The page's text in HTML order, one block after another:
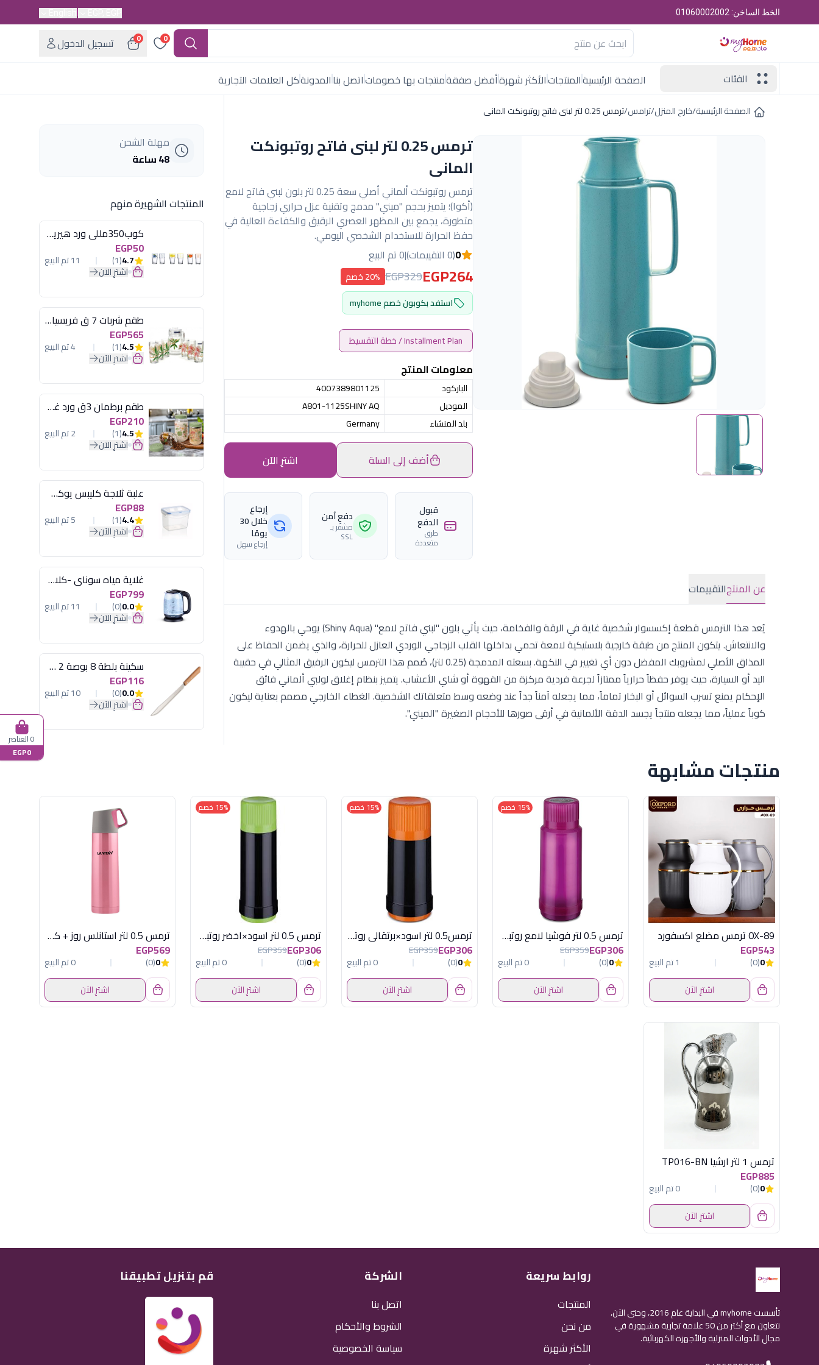
الخط الساخن: 01060002002
0
0
تسجيل الدخول
الفئات
الصفحة الرئيسيةالمنتجاتالأكثر شهرةأفضل صفقةمنتجات بها خصوماتاتصل بناالمدونةكل العلامات التجارية
الصفحة الرئيسية/خارج المنزل/ترامس/ترمس 0.25 لتر لبنى فاتح روتبونكت المانى
ترمس 0.25 لتر لبنى فاتح روتبونكت
المانى
ترمس روتبونكت ألماني أصلي سعة 0.25 لتر بلون لبني فاتح لامع
(أكوا)؛ يتميز بحجم "ميني" مدمج وتقنية عزل حراري زجاجية
متطورة، يجمع بين المظهر العصري الرقيق والكفاءة العالية في
حفظ الحرارة للاستخدام الشخصي اليومي.
0(0 التقييمات) |0 تم البيع
EGP264
EGP329 20% خصم
استفد بكوبون خصم myhome
Installment Plan / خطة التقسيط
معلومات المنتج
الباركود
4007389801125
الموديل
A801-1125SHINY AQ
بلد المنشاء
Germany
أضف إلى السلة اشترِ الآن
قبول
الدفع
طرق
متعددة
دفع آمن
مشفّر بـ
SSL
إرجاع
خلال 30
يومًا
إرجاع سهل
عن المنتجالتقييمات
يُعد هذا الترمس قطعة إكسسوار شخصية غاية في الرقة والفخامة، حيث يأتي بلون "لبني فاتح لامع" (Shiny Aqua) يوحي بالهدوء
والانتعاش. يتكون المنتج من طبقة خارجية بلاستيكية لامعة تحمي بداخلها القلب الزجاجي الوردي العازل للحرارة، والذي يضمن الحفاظ على
المذاق الأصلي لمشروبك المفضل دون أي تغيير في النكهة. بسعته المدمجة (0.25 لتر)، صُمم هذا الترمس ليكون الرفيق المثالي في حقيبة
اليد أو السيارة، حيث يوفر حفظاً حرارياً ممتازاً لجرعة فردية مركزة من القهوة أو شاي الأعشاب. يتميز بنظام إغلاق لولبي ألماني فائق
الإحكام يمنع تسرب السوائل أو البخار تماماً، مما يجعله آمناً جداً عند وضعه وسط متعلقاتك الشخصية. الغطاء الخارجي مصمم بعناية ليكون
كوباً عملياً، مما يجعله منتجاً يجسد الدقة الألمانية في أرقى صورها للأحجام الصغيرة "الميني".
مهلة الشحن
48 ساعة
المنتجات الشهيرة منهم
كوب350مللى ورد هيريفين
EGP50
4.7
(1) 11 تم البيع
اشترِ الآن
طقم شربات 7 ق فريسيا لومينارك
EGP565
4.5
(1) 4 تم البيع
اشترِ الآن
طقم برطمان 3ق ورد غطاء مينت جرين هيريفين
EGP210
4.5
(1) 2 تم البيع
اشترِ الآن
علبة ثلاجة كليبس يوكسان
EGP88
4.4
(1) 5 تم البيع
اشترِ الآن
غلاية مياه سوناي -كلاسيك 2200 وات، 1.7 لتر زجاج اضائة ليد - MAR-3752
EGP799
0.0
(0) 11 تم البيع
اشترِ الآن
سكينة بلطة 8 بوصة 2 مسمار
EGP116
0.0
(0) 10 تم البيع
اشترِ الآن
منتجات مشابهة
OX-89 ترمس مضلع اكسفورد
EGP543
0
(0)
1 تم البيع
اشترِ الآن
15% خصم
ترمس 0.5 لتر فوشيا لامع روتبونكت المانى
EGP306
EGP359
0
(0)
0 تم البيع
اشترِ الآن
15% خصم
ترمس0.5 لتر اسود×برتقالى روتبونكت الماني
EGP306
EGP359
0
(0)
0 تم البيع
اشترِ الآن
15% خصم
ترمس 0.5 لتر اسود×اخضر روتبونكت الماني
EGP306
EGP359
0
(0)
0 تم البيع
اشترِ الآن
ترمس 0.5 لتر استانلس روز + كوب
EGP569
0
(0)
0 تم البيع
اشترِ الآن
ترمس 1 لتر ارشيا TP016-BN
EGP885
0
(0)
0 تم البيع
اشترِ الآن
تأسست myhome في البداية عام 2016، وحتى الآن،
نتعاون مع أكثر من 50 علامة تجارية مشهورة في
مجال الأدوات المنزلية والأجهزة الكهربائية.
روابط سريعة
المنتجات
من نحن
الأكثر شهرة
الشركة
اتصل بنا
الشروط والأحكام
سياسة الخصوصية
قم بتنزيل تطبيقنا
0 العناصر
EGP0